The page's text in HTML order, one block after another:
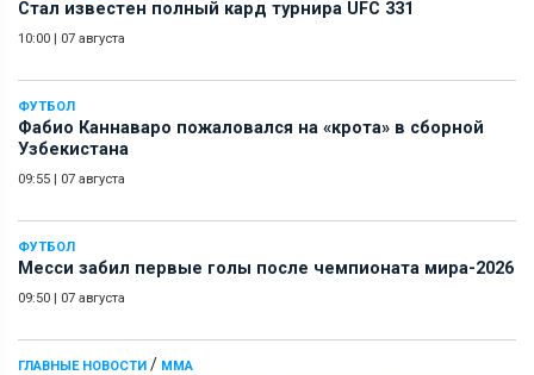
Стал известен полный кард турнира UFC 331
10:00 | 07 августа
ФУТБОЛ
Фабио Каннаваро пожаловался на «крота» в сборной
Узбекистана
09:55 | 07 августа
ФУТБОЛ
Месси забил первые голы после чемпионата мира-2026
09:50 | 07 августа
ГЛАВНЫЕ НОВОСТИ / ММА